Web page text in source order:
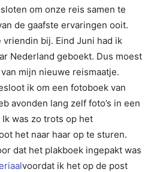
om onze reis samen te
de gaafste ervaringen ooit.
vriendin bij. Eind Juni had ik
Nederland geboekt. Dus moest
mijn nieuwe reismaatje.
ik om een fotoboek van
avonden lang zelf foto’s in een
was zo trots op het
het naar haar op te sturen.
dat het plakboek ingepakt was
voordat ik het op de post